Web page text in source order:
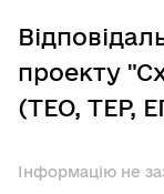
проекту
(ТЕО, ТЕР,
Інформацію не